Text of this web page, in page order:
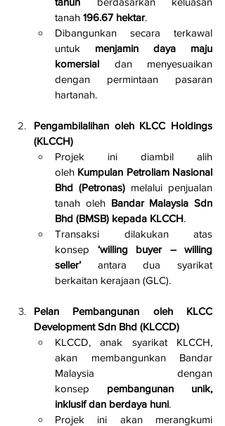
tanah 196.67 hektar.
Dibangunkan secara terkawal
untuk menjamin daya maju
komersial dan menyesuaikan
dengan permintaan pasaran
hartanah.
Pengambilalihan oleh KLCC Holdings
(KLCCH)
Projek ini diambil alih
oleh Kumpulan Petroliam Nasional
Bhd (Petronas) melalui penjualan
tanah oleh Bandar Malaysia Sdn
Bhd (BMSB) kepada KLCCH.
Transaksi dilakukan atas
konsep ‘willing buyer – willing
seller’ antara dua syarikat
berkaitan kerajaan (GLC).
Pelan Pembangunan oleh KLCC
Development Sdn Bhd (KLCCD)
KLCCD, anak syarikat KLCCH,
akan membangunkan Bandar
Malaysia dengan
konsep pembangunan unik,
inklusif dan berdaya huni.
Projek ini akan merangkumi